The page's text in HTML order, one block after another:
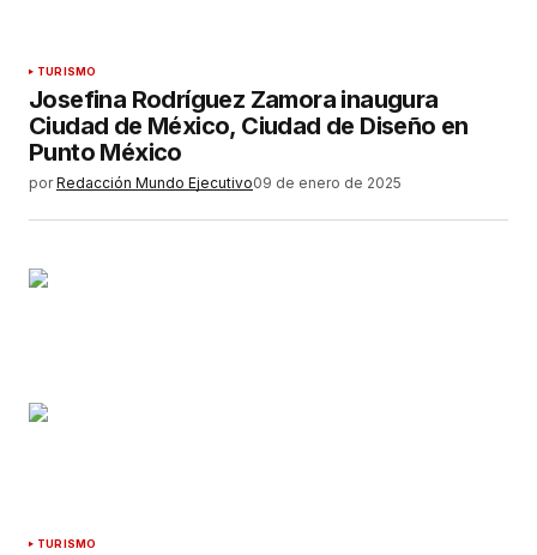
TURISMO
Josefina Rodríguez Zamora inaugura
Ciudad de México, Ciudad de Diseño en
Punto México
por Redacción Mundo Ejecutivo09 de enero de 2025
TURISMO